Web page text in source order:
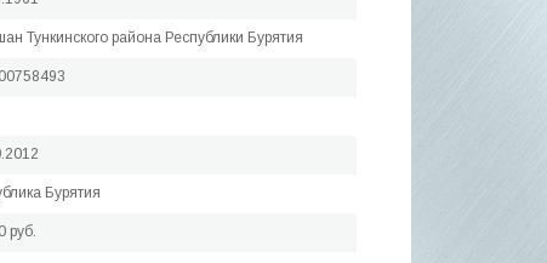
Тункинского района Республики Бурятия
Бурятия
руб.